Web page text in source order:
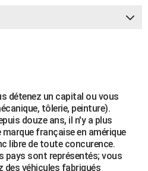
détenez un capital ou vous
tôlerie, peinture).
douze ans, il n'y a plus
française en amérique
libre de toute concurence.
pays sont représentés; vous
des véhicules fabriqués